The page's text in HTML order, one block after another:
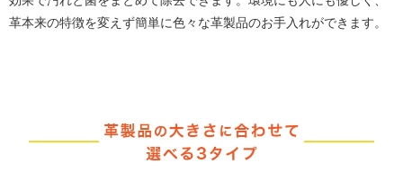
革本来の特徴を変えず簡単に色々な革製品のお手入れができます。